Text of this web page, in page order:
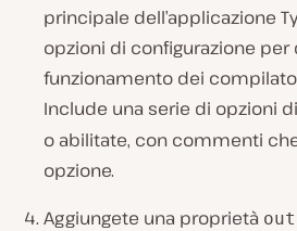
principale dell’applicazione
opzioni di configurazione per
funzionamento dei
Include una serie di opzioni di
o abilitate, con commenti
opzione.
Aggiungete una proprietà